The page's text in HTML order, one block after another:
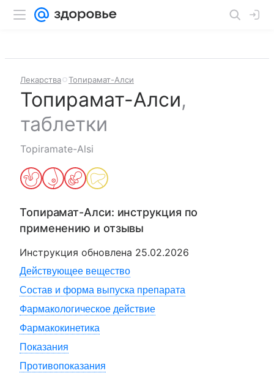
Лекарства Топирамат-Алси
Топирамат-Алси,
таблетки
Topiramate-Alsi
Топирамат-Алси: инструкция по
применению и отзывы
Инструкция обновлена 25.02.2026
Действующее вещество
Состав и форма выпуска препарата
Фармакологическое действие
Фармакокинетика
Показания
Противопоказания